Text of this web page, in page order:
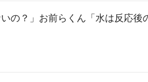
の？」お前らくん「水は反応後